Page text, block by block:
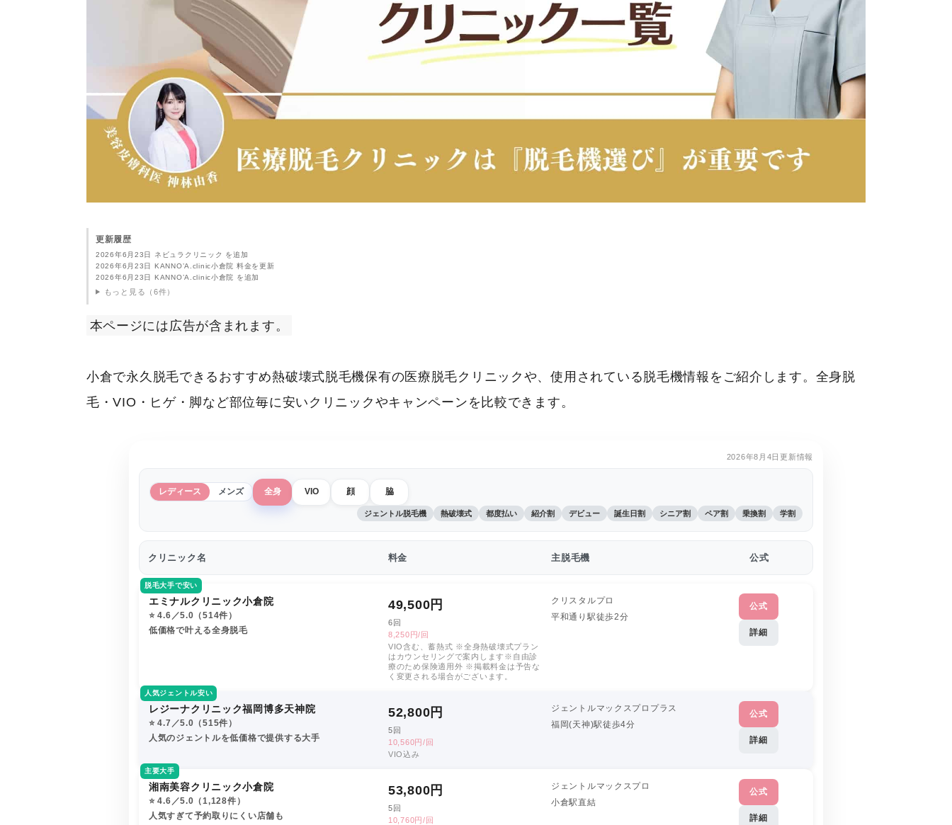
更新履歴
2026年6月23日 ネビュラクリニック を追加
2026年6月23日 KANNO’A.clinic小倉院 料金を更新
2026年6月23日 KANNO’A.clinic小倉院 を追加
もっと見る（6件）
本ページには広告が含まれます。
小倉で永久脱毛できるおすすめ熱破壊式脱毛機保有の医療脱毛クリニックや、使用されている脱毛機情報をご紹介します。全身脱
毛・VIO・ヒゲ・脚など部位毎に安いクリニックやキャンペーンを比較できます。
2026年8月4日更新情報
レディース メンズ 全身 VIO 顔 脇
ジェントル脱毛機 熱破壊式 都度払い 紹介割 デビュー 誕生日割 シニア割 ペア割 乗換割 学割
クリニック名 料金 主脱毛機 公式
脱毛大手で安い
エミナルクリニック小倉院
⭐️ 4.6／5.0（514件）
低価格で叶える全身脱毛
49,500 円
6回
8,250円/回
VIO含む、蓄熱式 ※全身熱破壊式プラン
はカウンセリングで案内します※自由診
療のため保険適用外 ※掲載料金は予告な
く変更される場合がございます。
クリスタルプロ
平和通り駅徒歩2分
公式
詳細
人気ジェントル安い
レジーナクリニック福岡博多天神院
⭐️ 4.7／5.0（515件）
人気のジェントルを低価格で提供する大手
52,800 円
5回
10,560円/回
VIO込み
ジェントルマックスプロプラス
福岡(天神)駅徒歩4分
公式
詳細
主要大手
湘南美容クリニック小倉院
⭐️ 4.6／5.0（1,128件）
人気すぎて予約取りにくい店舗も
53,800 円
5回
10,760円/回
ジェントルマックスプロ
小倉駅直結
公式
詳細